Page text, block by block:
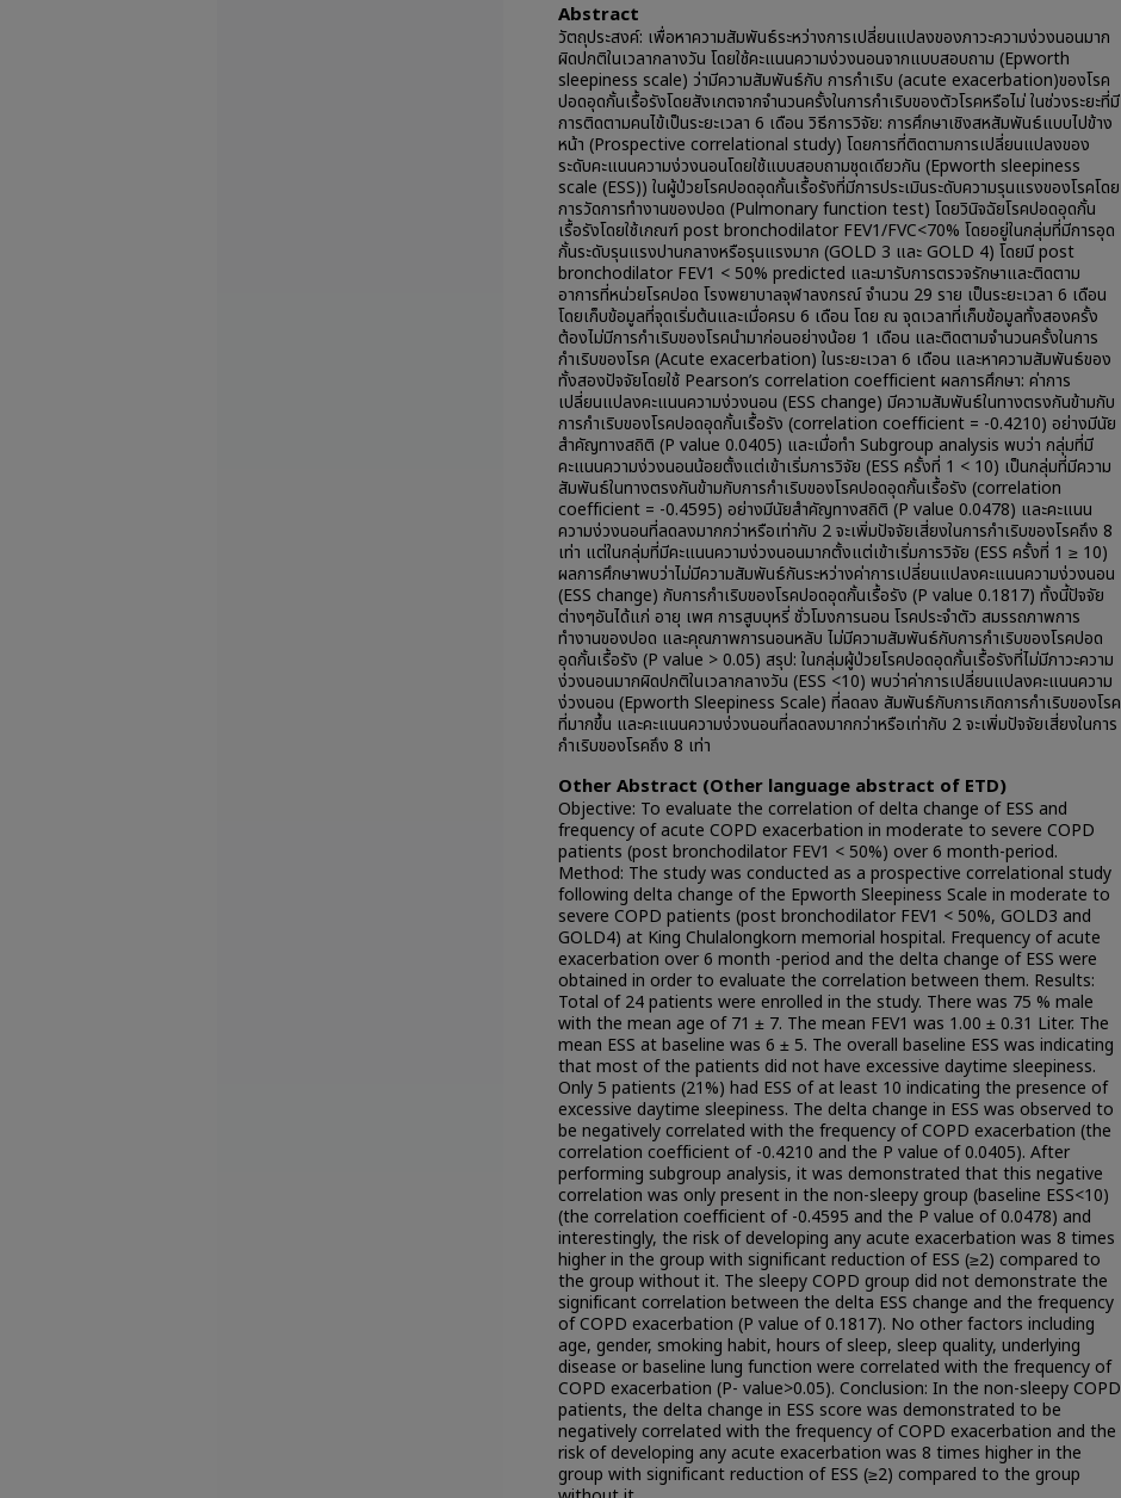
Abstract
วัตถุประสงค์: เพื่อหาความสัมพันธ์ระหว่างการเปลี่ยนแปลงของภาวะความง่วงนอนมาก
ผิดปกติในเวลากลางวัน โดยใช้คะแนนความง่วงนอนจากแบบสอบถาม (Epworth
sleepiness scale) ว่ามีความสัมพันธ์กับ การกำเริบ (acute exacerbation)ของโรค
ปอดอุดกั้นเรื้อรังโดยสังเกตจากจำนวนครั้งในการกำเริบของตัวโรคหรือไม่ ในช่วงระยะที่มี
การติดตามคนไข้เป็นระยะเวลา 6 เดือน วิธีการวิจัย: การศึกษาเชิงสหสัมพันธ์แบบไปข้าง
หน้า (Prospective correlational study) โดยการที่ติดตามการเปลี่ยนแปลงของ
ระดับคะแนนความง่วงนอนโดยใช้แบบสอบถามชุดเดียวกัน (Epworth sleepiness
scale (ESS)) ในผู้ป่วยโรคปอดอุดกั้นเรื้อรังที่มีการประเมินระดับความรุนแรงของโรคโดย
การวัดการทำงานของปอด (Pulmonary function test) โดยวินิจฉัยโรคปอดอุดกั้น
เรื้อรังโดยใช้เกณฑ์ post bronchodilator FEV1/FVC<70% โดยอยู่ในกลุ่มที่มีการอุด
กั้นระดับรุนแรงปานกลางหรือรุนแรงมาก (GOLD 3 และ GOLD 4) โดยมี post
bronchodilator FEV1 < 50% predicted และมารับการตรวจรักษาและติดตาม
อาการที่หน่วยโรคปอด โรงพยาบาลจุฬาลงกรณ์ จำนวน 29 ราย เป็นระยะเวลา 6 เดือน
โดยเก็บข้อมูลที่จุดเริ่มต้นและเมื่อครบ 6 เดือน โดย ณ จุดเวลาที่เก็บข้อมูลทั้งสองครั้ง
ต้องไม่มีการกำเริบของโรคนำมาก่อนอย่างน้อย 1 เดือน และติดตามจำนวนครั้งในการ
กำเริบของโรค (Acute exacerbation) ในระยะเวลา 6 เดือน และหาความสัมพันธ์ของ
ทั้งสองปัจจัยโดยใช้ Pearson’s correlation coefficient ผลการศึกษา: ค่าการ
เปลี่ยนแปลงคะแนนความง่วงนอน (ESS change) มีความสัมพันธ์ในทางตรงกันข้ามกับ
การกำเริบของโรคปอดอุดกั้นเรื้อรัง (correlation coefficient = -0.4210) อย่างมีนัย
สำคัญทางสถิติ (P value 0.0405) และเมื่อทำ Subgroup analysis พบว่า กลุ่มที่มี
คะแนนความง่วงนอนน้อยตั้งแต่เข้าเริ่มการวิจัย (ESS ครั้งที่ 1 < 10) เป็นกลุ่มที่มีความ
สัมพันธ์ในทางตรงกันข้ามกับการกำเริบของโรคปอดอุดกั้นเรื้อรัง (correlation
coefficient = -0.4595) อย่างมีนัยสำคัญทางสถิติ (P value 0.0478) และคะแนน
ความง่วงนอนที่ลดลงมากกว่าหรือเท่ากับ 2 จะเพิ่มปัจจัยเสี่ยงในการกำเริบของโรคถึง 8
เท่า แต่ในกลุ่มที่มีคะแนนความง่วงนอนมากตั้งแต่เข้าเริ่มการวิจัย (ESS ครั้งที่ 1 ≥ 10)
ผลการศึกษาพบว่าไม่มีความสัมพันธ์กันระหว่างค่าการเปลี่ยนแปลงคะแนนความง่วงนอน
(ESS change) กับการกำเริบของโรคปอดอุดกั้นเรื้อรัง (P value 0.1817) ทั้งนี้ปัจจัย
ต่างๆอันได้แก่ อายุ เพศ การสูบบุหรี่ ชั่วโมงการนอน โรคประจำตัว สมรรถภาพการ
ทำงานของปอด และคุณภาพการนอนหลับ ไม่มีความสัมพันธ์กับการกำเริบของโรคปอด
อุดกั้นเรื้อรัง (P value > 0.05) สรุป: ในกลุ่มผู้ป่วยโรคปอดอุดกั้นเรื้อรังที่ไม่มีภาวะความ
ง่วงนอนมากผิดปกติในเวลากลางวัน (ESS <10) พบว่าค่าการเปลี่ยนแปลงคะแนนความ
ง่วงนอน (Epworth Sleepiness Scale) ที่ลดลง สัมพันธ์กับการเกิดการกำเริบของโรค
ที่มากขึ้น และคะแนนความง่วงนอนที่ลดลงมากกว่าหรือเท่ากับ 2 จะเพิ่มปัจจัยเสี่ยงในการ
กำเริบของโรคถึง 8 เท่า
Other Abstract (Other language abstract of ETD)
Objective: To evaluate the correlation of delta change of ESS and
frequency of acute COPD exacerbation in moderate to severe COPD
patients (post bronchodilator FEV1 < 50%) over 6 month-period.
Method: The study was conducted as a prospective correlational study
following delta change of the Epworth Sleepiness Scale in moderate to
severe COPD patients (post bronchodilator FEV1 < 50%, GOLD3 and
GOLD4) at King Chulalongkorn memorial hospital. Frequency of acute
exacerbation over 6 month -period and the delta change of ESS were
obtained in order to evaluate the correlation between them. Results:
Total of 24 patients were enrolled in the study. There was 75 % male
with the mean age of 71 ± 7. The mean FEV1 was 1.00 ± 0.31 Liter. The
mean ESS at baseline was 6 ± 5. The overall baseline ESS was indicating
that most of the patients did not have excessive daytime sleepiness.
Only 5 patients (21%) had ESS of at least 10 indicating the presence of
excessive daytime sleepiness. The delta change in ESS was observed to
be negatively correlated with the frequency of COPD exacerbation (the
correlation coefficient of -0.4210 and the P value of 0.0405). After
performing subgroup analysis, it was demonstrated that this negative
correlation was only present in the non-sleepy group (baseline ESS<10)
(the correlation coefficient of -0.4595 and the P value of 0.0478) and
interestingly, the risk of developing any acute exacerbation was 8 times
higher in the group with significant reduction of ESS (≥2) compared to
the group without it. The sleepy COPD group did not demonstrate the
significant correlation between the delta ESS change and the frequency
of COPD exacerbation (P value of 0.1817). No other factors including
age, gender, smoking habit, hours of sleep, sleep quality, underlying
disease or baseline lung function were correlated with the frequency of
COPD exacerbation (P- value>0.05). Conclusion: In the non-sleepy COPD
patients, the delta change in ESS score was demonstrated to be
negatively correlated with the frequency of COPD exacerbation and the
risk of developing any acute exacerbation was 8 times higher in the
group with significant reduction of ESS (≥2) compared to the group